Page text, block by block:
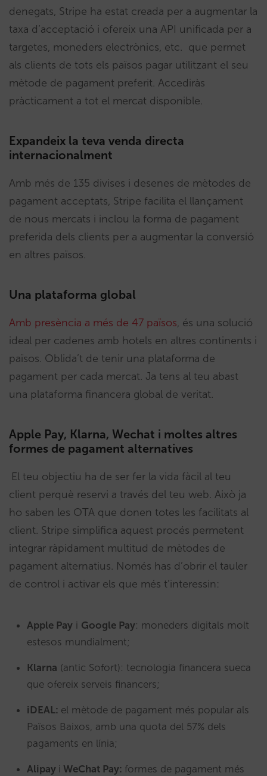
denegats, Stripe ha estat creada per a augmentar la
taxa d’acceptació i ofereix una API unificada per a
targetes, moneders electrònics, etc. que permet
als clients de tots els països pagar utilitzant el seu
mètode de pagament preferit. Accediràs
pràcticament a tot el mercat disponible.
Expandeix la teva venda directa
internacionalment
Amb més de 135 divises i desenes de mètodes de
pagament acceptats, Stripe facilita el llançament
de nous mercats i inclou la forma de pagament
preferida dels clients per a augmentar la conversió
en altres països.
Una plataforma global
Amb presència a més de 47 països, és una solució
ideal per cadenes amb hotels en altres continents i
països. Oblida’t de tenir una plataforma de
pagament per cada mercat. Ja tens al teu abast
una plataforma financera global de veritat.
Apple Pay, Klarna, Wechat i moltes altres
formes de pagament alternatives
El teu objectiu ha de ser fer la vida fàcil al teu
client perquè reservi a través del teu web. Això ja
ho saben les OTA que donen totes les facilitats al
client. Stripe simplifica aquest procés permetent
integrar ràpidament multitud de mètodes de
pagament alternatius. Només has d’obrir el tauler
de control i activar els que més t’interessin:
Apple Pay i Google Pay: moneders digitals molt
estesos mundialment;
Klarna (antic Sofort): tecnologia financera sueca
que ofereix serveis financers;
iDEAL: el mètode de pagament més popular als
Països Baixos, amb una quota del 57% dels
pagaments en línia;
Alipay i WeChat Pay: formes de pagament més